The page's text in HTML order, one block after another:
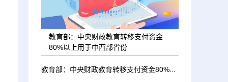
教育部：中央财政教育转移支付资金
80%以上用于中西部省份
教育部：中央财政教育转移支付资金80%以上用于中西部省份